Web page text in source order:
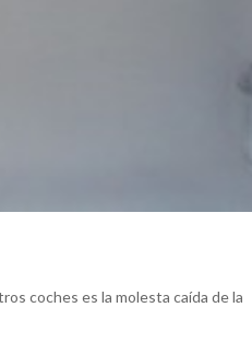
coches es la molesta caída de la